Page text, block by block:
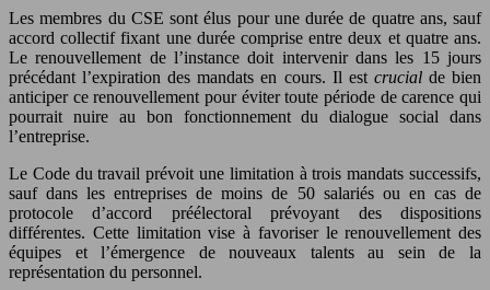
Les membres du CSE sont élus pour une durée de quatre ans, sauf
accord collectif fixant une durée comprise entre deux et quatre ans.
Le renouvellement de l’instance doit intervenir dans les 15 jours
précédant l’expiration des mandats en cours. Il est crucialde bien
anticiper ce renouvellement pour éviter toute période de carence qui
pourrait nuire au bon fonctionnement du dialogue social dans
l’entreprise.
Le Code du travail prévoit une limitation à trois mandats successifs,
sauf dans les entreprises de moins de 50 salariés ou en cas de
protocole d’accord préélectoral prévoyant des dispositions
différentes. Cette limitation vise à favoriser le renouvellement des
équipes et l’émergence de nouveaux talents au sein de la
représentation du personnel.